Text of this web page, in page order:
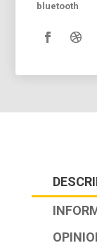
bluetooth